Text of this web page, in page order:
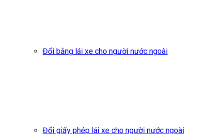
Đổi bằng lái xe cho người nước ngoài
Đổi giấy phép lái xe cho người nước ngoài